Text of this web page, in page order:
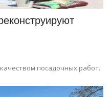
посадочных работ.